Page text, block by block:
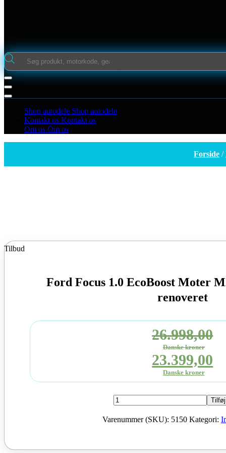
search
Shop autodele Shop autodele
Kontakt os Kontakt os
Om os Om os
Forside /
Tilbud
Ford Focus 1.0 EcoBoost Moter
renoveret
26.998,00
Danske kroner
Den
oprindelige
pris
var:
kroner.
23.399,00
Danske kroner
Den
pris
Ford
Focus
1.0
Varenummer (SKU): 5150 Kategori: